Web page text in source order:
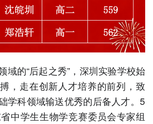
域的“后起之秀”，深圳实验学校始
，走在创新人才培养的前列，致
学科领域输送优秀的后备人才。5
中学生生物学竞赛委员会专家组